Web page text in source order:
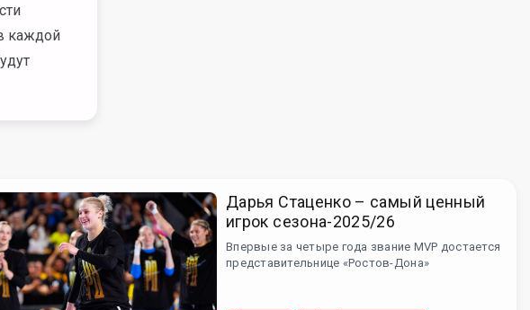
каждой
Дарья Стаценко – самый ценный
игрок сезона-2025/26
Впервые за четыре года звание MVP достается
представительнице «Ростов-Дона»